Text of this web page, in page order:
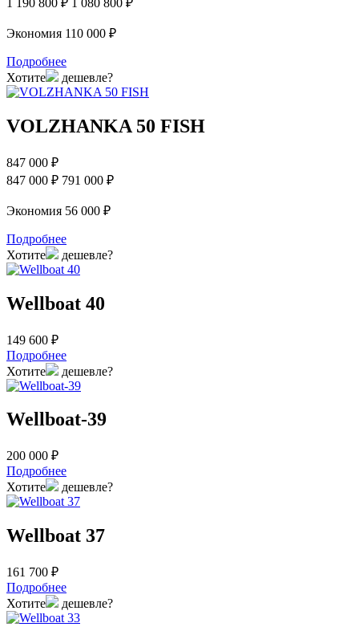
Экономия 110 000 ₽
Подробнее
Хотите
дешевле?
VOLZHANKA 50 FISH
847 000 ₽
847 000 ₽ 791 000 ₽
Экономия 56 000 ₽
Подробнее
Хотите
дешевле?
Wellboat 40
149 600 ₽
Подробнее
Хотите
дешевле?
Wellboat-39
200 000 ₽
Подробнее
Хотите
дешевле?
Wellboat 37
161 700 ₽
Подробнее
Хотите
дешевле?